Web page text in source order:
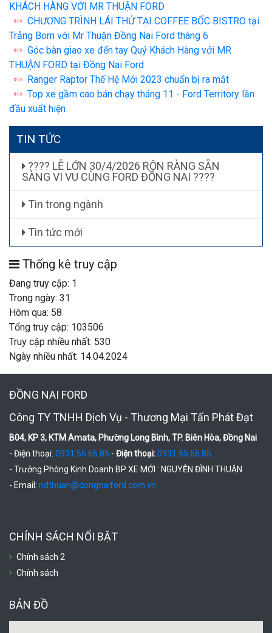
KHÁCH HÀNG VỚI MR THUẬN FORD
CHƯƠNG TRÌNH LÁI THỬ TẠI COFFEE BỐC BISTRO tại
Trảng Bom với Mr Thuận Đồng Nai Ford tháng 6
Góc bàn giao xe đến tay Quý Khách Hàng với MR
THUẬN FORD tại Đồng Nai Ford
Ranger Raptor Thế Hệ Mới 2023 chuẩn bị ra mắt
Top xe gầm cao bán chạy tháng 11 - Ford Territory lần
đầu xuất hiện
TIN TỨC
???? LỄ LỚN 30/4/2026 RỘN RÀNG SẴN
SÀNG VI VU CÙNG FORD ĐỒNG NAI ????
Tin trong ngành
Tin tức mới
Thống kê truy cập
Đang truy cập: 1
Trong ngày: 31
Hôm qua: 58
Tổng truy cập: 103506
Truy cập nhiều nhất: 530
Ngày nhiều nhất: 14.04.2024
ĐỒNG NAI FORD
Công TY TNHH Dịch Vụ - Thương Mại Tấn Phát Đạt
B04, KP 3, KTM Amata, Phường Long Bình, TP. Biên Hòa, Đồng Nai
- Điện thoại: 0931.55.66.85 - Điện thoại:0931.55.66.85
- Trưởng Phòng Kinh Doanh BP XE MỚI : NGUYỄN ĐÌNH THUẬN
- Email: ndthuan@dongnaiford.com.vn
CHÍNH SÁCH NỔI BẬT
Chính sách 2
Chính sách
BẢN ĐỒ